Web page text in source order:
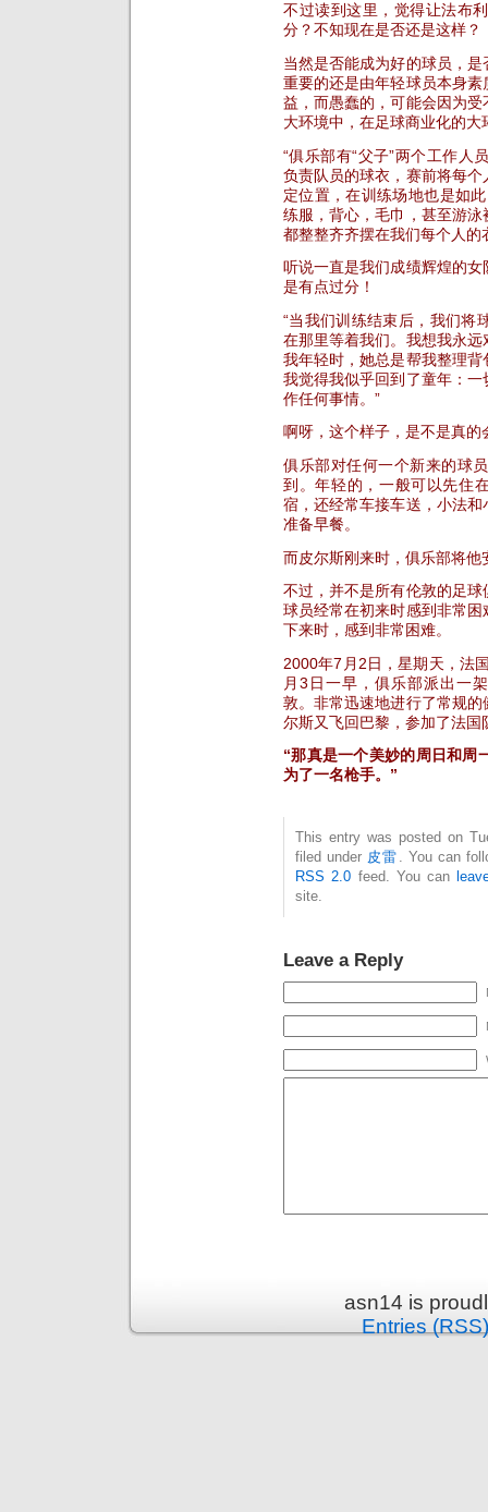
不过读到这里，觉得让法布
分？不知现在是否还是这样？
当然是否能成为好的球员，
重要的还是由年轻球员本身
益，而愚蠢的，可能会因为
大环境中，在足球商业化的
“俱乐部有“父子”两个工作人
负责队员的球衣，赛前将每
定位置，在训练场地也是如
练服，背心，毛巾，甚至游
都整整齐齐摆在我们每个人的
听说一直是我们成绩辉煌的
是有点过分！
“当我们训练结束后，我们将
在那里等着我们。我想我永
我年轻时，她总是帮我整理
我觉得我似乎回到了童年：
作任何事情。”
啊呀，这个样子，是不是真的
俱乐部对任何一个新来的球
到。年轻的，一般可以先住
宿，还经常车接车送，小法
准备早餐。
而皮尔斯刚来时，俱乐部将他
不过，并不是所有伦敦的足
球员经常在初来时感到非常
下来时，感到非常困难。
2000年7月2日，星期天，法
月3日一早，俱乐部派出一
敦。非常迅速地进行了常规
尔斯又飞回巴黎，参加了法国
“那真是一个美妙的周日和周
为了一名枪手。”
This entry was posted on
filed under 皮雷 . You can
RSS 2.0 feed. You can
site.
Leave a Reply
asn14 is
Entries (RSS)